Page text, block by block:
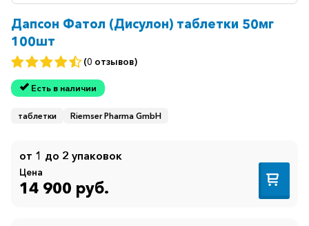
Дапсон Фатол (Дисулон) таблетки 50мг
100шт
(0 отзывов)
Есть в наличии
таблетки Riemser Pharma GmbH
от 1 до 2 упаковок
Цена
14 900 руб.